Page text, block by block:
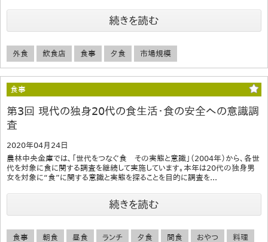
続きを読む
外食 飲食店 食事 夕食 市場規模
食事
第3回 現代の独身20代の食生活・食の安全への意識調
査
2020年04月24日
農林中央金庫では、「世代をつなぐ食 その実態と意識」（2004年）から、各世
代を対象に食に関する調査を継続して実施しています。本年は20代の独身男
女を対象に“食”に関する意識と実態を探ることを目的に調査を...
続きを読む
食事 朝食 昼食 ランチ 夕食 間食 おやつ 料理